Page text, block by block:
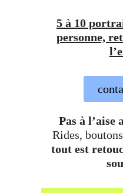
5 à 10
personne,
Pas à l’aise
Rides,
tout est